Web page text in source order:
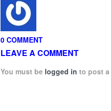
0 COMMENT
LEAVE A COMMENT
You must be logged in to post a